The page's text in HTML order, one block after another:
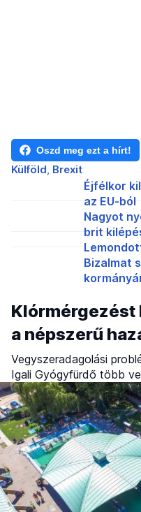
Oszd meg ezt a hírt!
Külföld Brexit
Éjfélkor
az EU-ból
Nagyot
brit
Bizalmat
Klórmérgezést
a népszerű
Vegyszeradagolási
Igali Gyógyfürdő több